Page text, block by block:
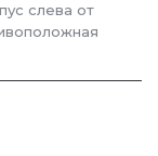
слева от